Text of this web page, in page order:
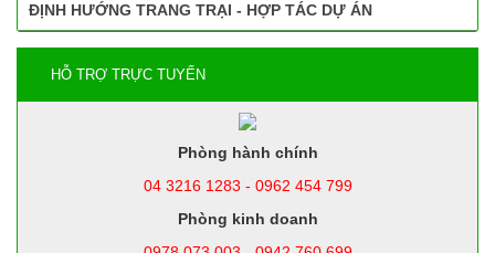
ĐỊNH HƯỚNG TRANG TRẠI - HỢP TÁC DỰ ÁN
HỖ TRỢ TRỰC TUYẾN
Phòng hành chính
04 3216 1283 - 0962 454 799
Phòng kinh doanh